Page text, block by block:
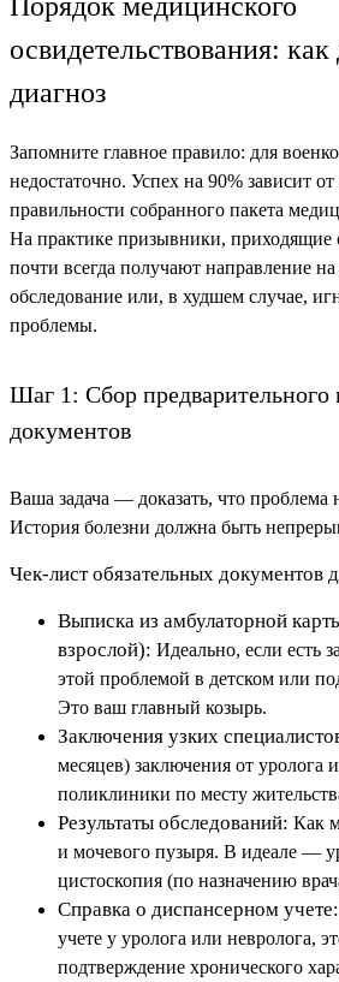
Порядок медицинского
освидетельствования: как
диагноз
Запомните главное правило: для
недостаточно. Успех на 90% зависит
правильности собранного пакета
На практике призывники,
почти всегда получают направление
обследование или, в худшем случае,
проблемы.
Шаг 1: Сбор предварительного
документов
Ваша задача — доказать, что проблема
История болезни должна быть
Чек-лист обязательных документов
Выписка из амбулаторной
взрослой): Идеально, если есть
этой проблемой в детском или
Это ваш главный козырь.
Заключения узких
месяцев) заключения от уролога
поликлиники по месту
Результаты обследований: Как
и мочевого пузыря. В идеале —
цистоскопия (по назначению
Справка о диспансерном учете:
учете у уролога или невролога,
подтверждение хронического